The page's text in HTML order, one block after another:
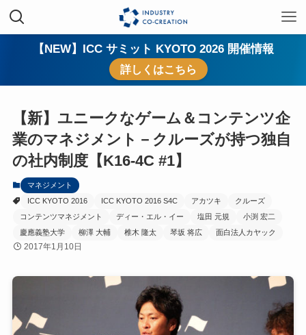
【NEW】ICC サミット KYOTO 2026 開催情報
詳しくはこちら
【新】ユニークなゲーム＆コンテンツ企
業のマネジメント－クルーズが持つ独自
の社内制度【K16-4C #1】
マネジメント
ICC KYOTO 2016
ICC KYOTO 2016 S4C アカツキ
クルーズ
コンテンツマネジメント
ディー・エル・イー 塩田 元規
小渕 宏二
慶應義塾大学
柳澤 大輔 椎木 隆太 琴坂 将広 面白法人カヤック
2017年1月10日